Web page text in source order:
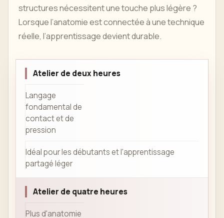
structures nécessitent une touche plus légère ?
Lorsque l’anatomie est connectée à une technique
réelle, l’apprentissage devient durable.
Atelier de deux heures
Langage
fondamental de
contact et de
pression
Idéal pour les débutants et l'apprentissage
partagé léger
Atelier de quatre heures
Plus d'anatomie